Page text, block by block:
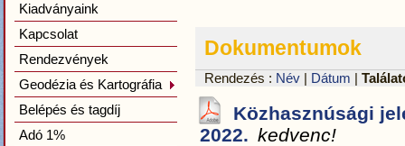
Kiadványaink
Kapcsolat
Rendezvények
Geodézia és Kartográfia
Belépés és tagdíj
Adó 1%
Dokumentumok
Rendezés : Név Dátum
Közhasznúsági
2022. kedvenc!